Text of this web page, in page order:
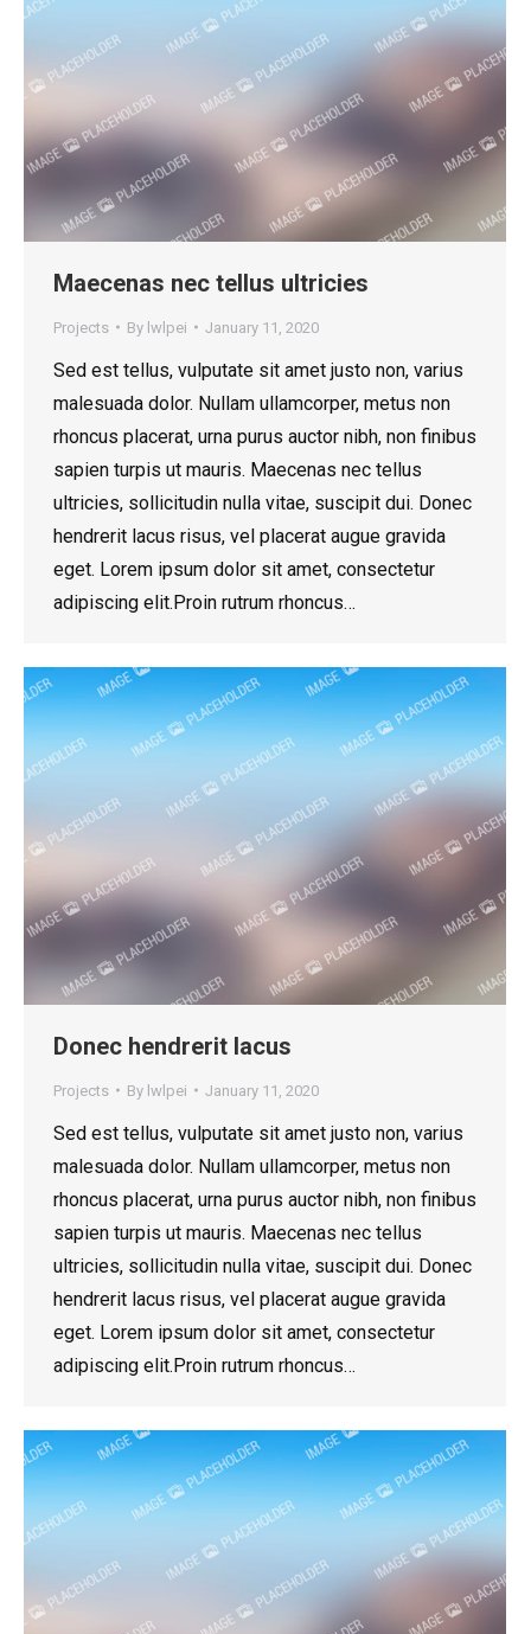
Maecenas nec tellus ultricies
Projects By lwlpei January 11, 2020
Sed est tellus, vulputate sit amet justo non, varius
malesuada dolor. Nullam ullamcorper, metus non
rhoncus placerat, urna purus auctor nibh, non finibus
sapien turpis ut mauris. Maecenas nec tellus
ultricies, sollicitudin nulla vitae, suscipit dui. Donec
hendrerit lacus risus, vel placerat augue gravida
eget. Lorem ipsum dolor sit amet, consectetur
adipiscing elit.Proin rutrum rhoncus…
Donec hendrerit lacus
Projects By lwlpei January 11, 2020
Sed est tellus, vulputate sit amet justo non, varius
malesuada dolor. Nullam ullamcorper, metus non
rhoncus placerat, urna purus auctor nibh, non finibus
sapien turpis ut mauris. Maecenas nec tellus
ultricies, sollicitudin nulla vitae, suscipit dui. Donec
hendrerit lacus risus, vel placerat augue gravida
eget. Lorem ipsum dolor sit amet, consectetur
adipiscing elit.Proin rutrum rhoncus…